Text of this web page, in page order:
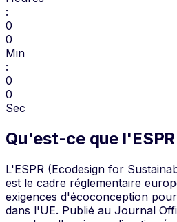
:
0
0
Min
:
0
0
Sec
Qu'est-ce que
L'ESPR (Ecodesign for
est le cadre réglementaire
exigences d'écoconception
dans l'UE. Publié au Journal